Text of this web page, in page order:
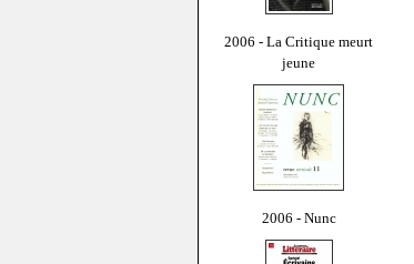
2006 - La Critique meurt
jeune
2006 - Nunc